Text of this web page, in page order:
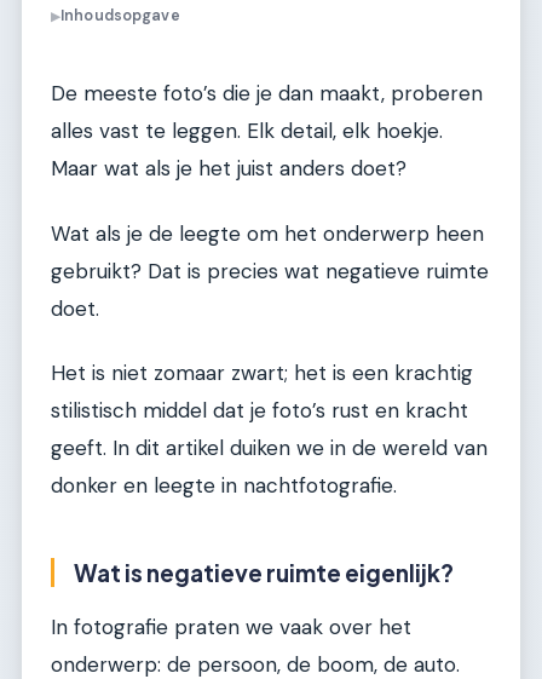
▶Inhoudsopgave
De meeste foto’s die je dan maakt, proberen
alles vast te leggen. Elk detail, elk hoekje.
Maar wat als je het juist anders doet?
Wat als je de leegte om het onderwerp heen
gebruikt? Dat is precies wat negatieve ruimte
doet.
Het is niet zomaar zwart; het is een krachtig
stilistisch middel dat je foto’s rust en kracht
geeft. In dit artikel duiken we in de wereld van
donker en leegte in nachtfotografie.
Wat is negatieve ruimte eigenlijk?
In fotografie praten we vaak over het
onderwerp: de persoon, de boom, de auto.